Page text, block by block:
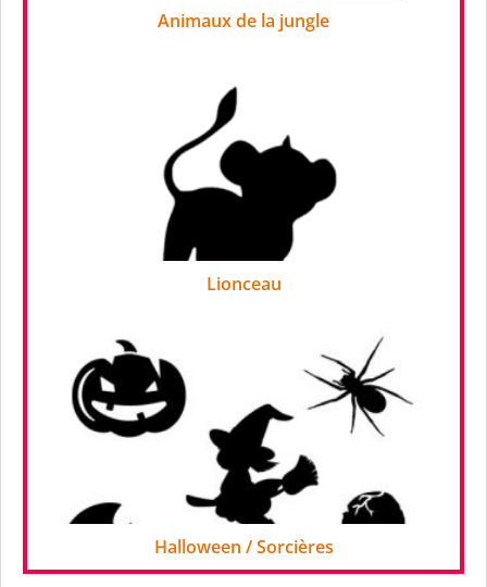
Animaux de la jungle
Lionceau
Halloween / Sorcières